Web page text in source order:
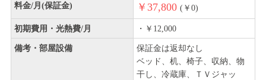
料金/月(保証金) ￥37,800 (￥0)
初期費用・光熱費/月 ・￥12,000
備考・部屋設備
保証金は返却なし
ベッド、机、椅子、収納、物
干し、冷蔵庫、ＴＶジャッ